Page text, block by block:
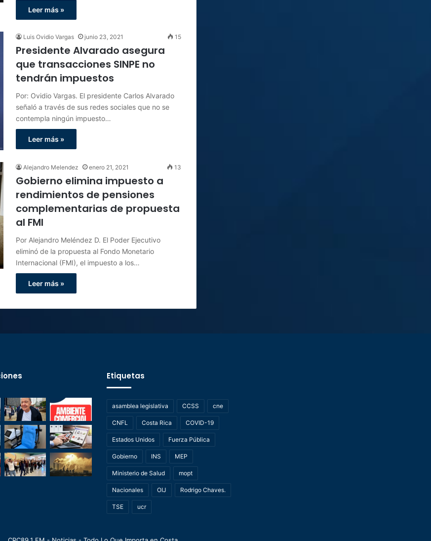
Leer más »
Luis Ovidio Vargas junio 23, 2021 15
Presidente Alvarado asegura
que transacciones SINPE no
tendrán impuestos
Por: Ovidio Vargas. El presidente Carlos Alvarado
señaló a través de sus redes sociales que no se
contempla ningún impuesto…
Leer más »
Alejandro Melendez enero 21, 2021 13
Gobierno elimina impuesto a
rendimientos de pensiones
complementarias de propuesta
al FMI
Por Alejandro Meléndez D. El Poder Ejecutivo
eliminó de la propuesta al Fondo Monetario
Internacional (FMI), el impuesto a los…
Leer más »
Etiquetas
asamblea legislativa CCSS cne
CNFL Costa Rica COVID-19
Estados Unidos Fuerza Pública
Gobierno INS MEP
Ministerio de Salud mopt
Nacionales OIJ Rodrigo Chaves.
TSE ucr